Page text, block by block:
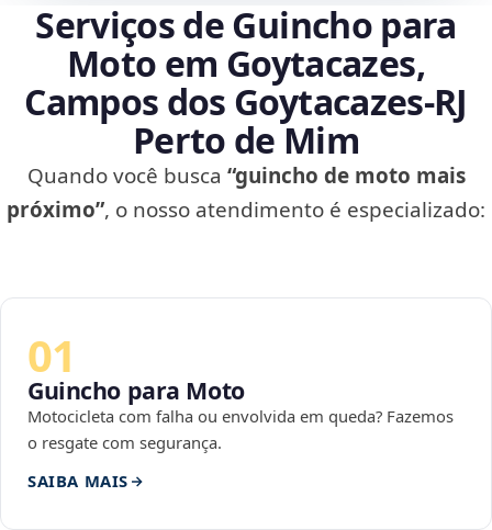
Serviços de Guincho para
Moto em Goytacazes,
Campos dos Goytacazes‑RJ
Perto de Mim
Quando você busca “guincho de moto mais
próximo”, o nosso atendimento é especializado:
01
Guincho para Moto
Motocicleta com falha ou envolvida em queda? Fazemos
o resgate com segurança.
SAIBA MAIS